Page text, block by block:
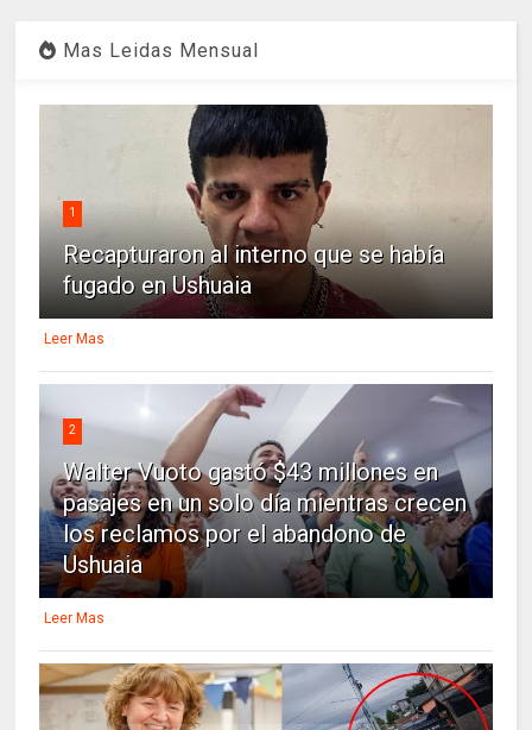
Mas Leidas Mensual
1
Recapturaron al interno que se había
fugado en Ushuaia
Leer Mas
2
Walter Vuoto gastó $43 millones en
pasajes en un solo día mientras crecen
los reclamos por el abandono de
Ushuaia
Leer Mas